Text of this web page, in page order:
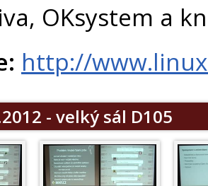
OKsystem a
http://
- velký sál D105